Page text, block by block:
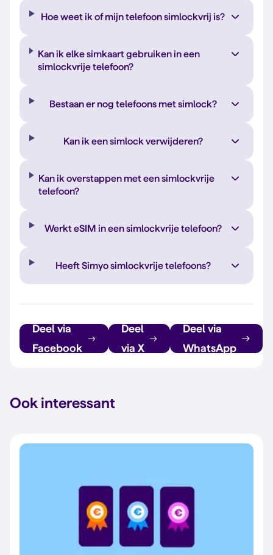
Hoe weet ik of mijn telefoon simlockvrij is?
Kan ik elke simkaart gebruiken in een
simlockvrije telefoon?
Bestaan er nog telefoons met simlock?
Kan ik een simlock verwijderen?
Kan ik overstappen met een simlockvrije
telefoon?
Werkt eSIM in een simlockvrije telefoon?
Heeft Simyo simlockvrije telefoons?
Deel via
Facebook
Deel
via X
Deel via
WhatsApp
Ook interessant